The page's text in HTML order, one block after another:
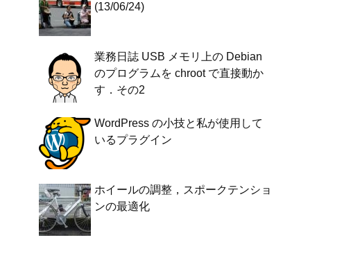
(13/06/24)
業務日誌 USB メモリ上の Debian
のプログラムを chroot で直接動か
す．その2
WordPress の小技と私が使用して
いるプラグイン
ホイールの調整，スポークテンショ
ンの最適化